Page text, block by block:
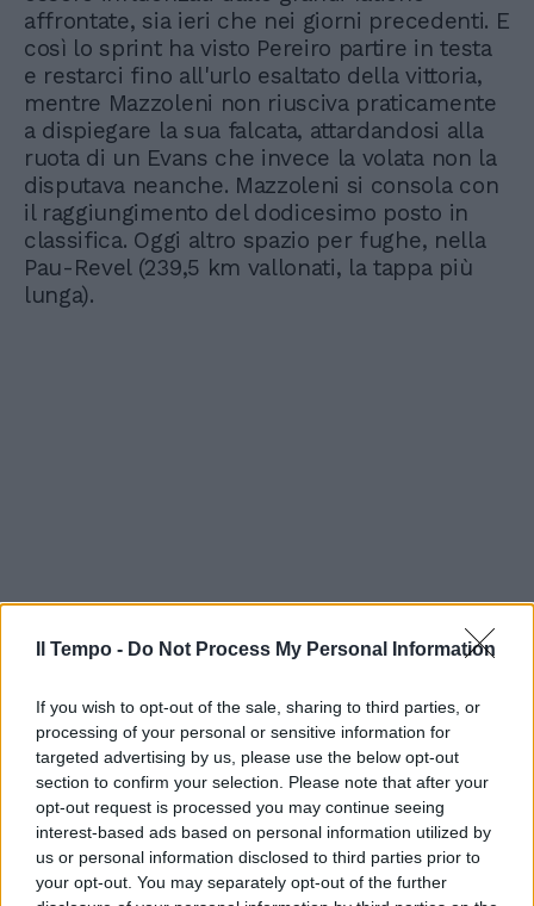
Il Tempo - Do Not Process My Personal Information
If you wish to opt-out of the sale, sharing to third parties, or
processing of your personal or sensitive information for
targeted advertising by us, please use the below opt-out
section to confirm your selection. Please note that after your
opt-out request is processed you may continue seeing
interest-based ads based on personal information utilized by
us or personal information disclosed to third parties prior to
your opt-out. You may separately opt-out of the further
affrontate, sia ieri che nei giorni precedenti. E
così lo sprint ha visto Pereiro partire in testa
e restarci fino all'urlo esaltato della vittoria,
mentre Mazzoleni non riusciva praticamente
a dispiegare la sua falcata, attardandosi alla
ruota di un Evans che invece la volata non la
disputava neanche. Mazzoleni si consola con
il raggiungimento del dodicesimo posto in
classifica. Oggi altro spazio per fughe, nella
Pau-Revel (239,5 km vallonati, la tappa più
lunga).